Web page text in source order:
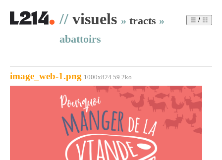
// visuels » tracts »
abattoirs
image_web-1.png 1000x824 59.2ko
☰ / ☷